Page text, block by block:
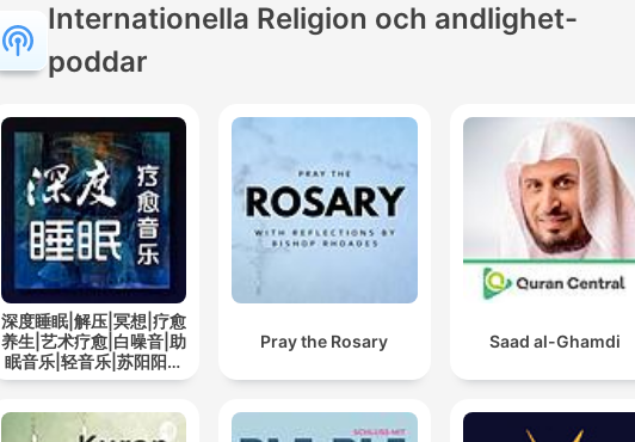
Internationella Religion och andlighet-
poddar
深度睡眠|解压|冥想|疗愈
养生|艺术疗愈|白噪音|助
眠音乐|轻音乐|苏阳阳频
道
Pray the Rosary Saad al-Ghamdi